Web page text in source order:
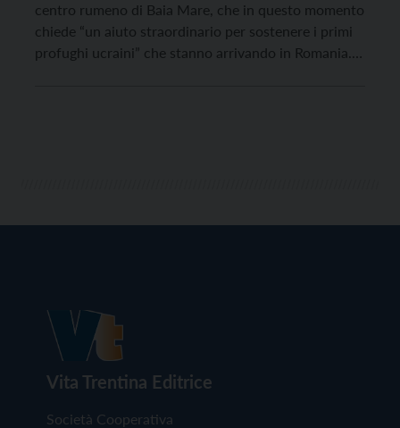
centro rumeno di Baia Mare, che in questo momento
chiede “un aiuto straordinario per sostenere i primi
profughi ucraini” che stanno arrivando in Romania.
Vita Trentina Editrice
Società Cooperativa